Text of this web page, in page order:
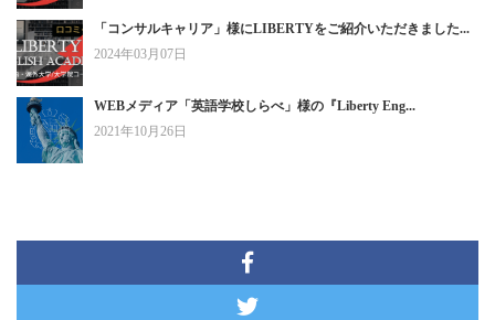
「コンサルキャリア」様にLIBERTYをご紹介いただきました...
2024年03月07日
WEBメディア「英語学校しらべ」様の『Liberty Eng...
2021年10月26日